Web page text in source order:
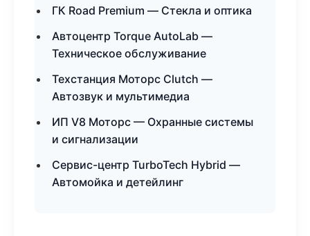
ГК Road Premium — Стекла и оптика
Автоцентр Torque AutoLab —
Техническое обслуживание
Техстанция Моторс Clutch —
Автозвук и мультимедиа
ИП V8 Моторс — Охранные системы
и сигнализации
Сервис-центр TurboTech Hybrid —
Автомойка и детейлинг